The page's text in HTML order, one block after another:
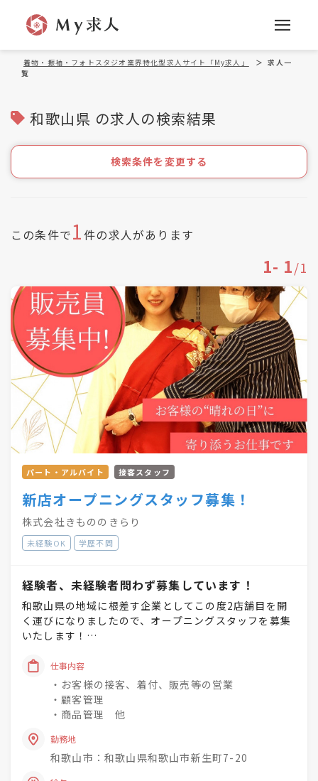
着物・振袖・フォトスタジオ業界特化型求人サイト「My求人」 ＞ 求人一
覧
和歌山県 の求人の検索結果
検索条件を変更する
この条件で1件の求人があります
1- 1/1
パート・アルバイト 接客スタッフ
新店オープニングスタッフ募集！
株式会社きもののきらり
未経験OK 学歴不問
経験者、未経験者問わず募集しています！
和歌山県の地域に根差す企業としてこの度2店舗目を開
く運びになりましたので、オープニングスタッフを募集
いたします！
レクチャーします。
仕事内容
・お客様の接客、着付、販売等の営業
・顧客管理
・商品管理 他
勤務地
和歌山市：和歌山県和歌山市新生町7-20